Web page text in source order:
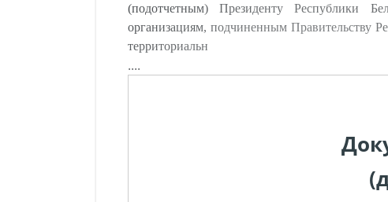
(подотчетным) Президенту Республики
организациям, подчиненным Правительству
территориальн
....